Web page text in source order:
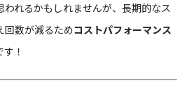
われるかもしれませんが、長期的なス
回数が減るためコストパフォーマンス
！